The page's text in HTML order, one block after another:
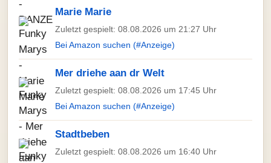
Marie Marie
Zuletzt gespielt: 08.08.2026 um 21:27 Uhr
Bei Amazon suchen (#Anzeige)
Mer driehe aan dr Welt
Zuletzt gespielt: 08.08.2026 um 17:45 Uhr
Bei Amazon suchen (#Anzeige)
Stadtbeben
Zuletzt gespielt: 08.08.2026 um 16:40 Uhr